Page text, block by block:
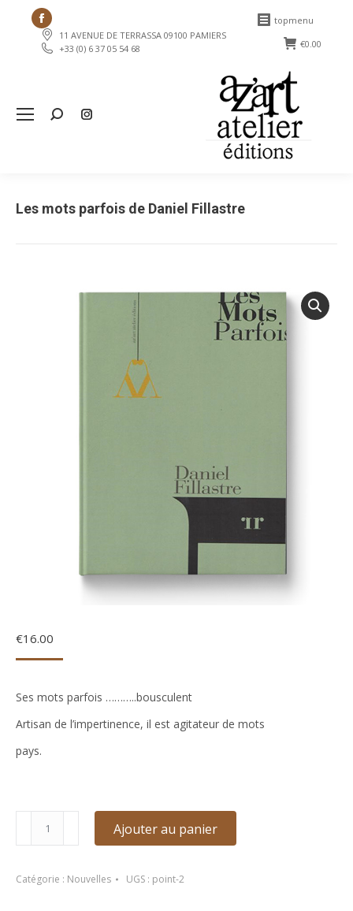
Facebook
page
opens
window
11 AVENUE DE TERRASSA 09100 PAMIERS
+33 (0) 6 37 05 54 68
topmenu
€0.00
Search:
Les mots parfois de Daniel Fillastre
€16.00
Ses mots parfois ………..bousculent
Artisan de l’impertinence, il est agitateur de mots
pays.
mots
Ajouter au panier
Catégorie : Nouvelles UGS : point-2